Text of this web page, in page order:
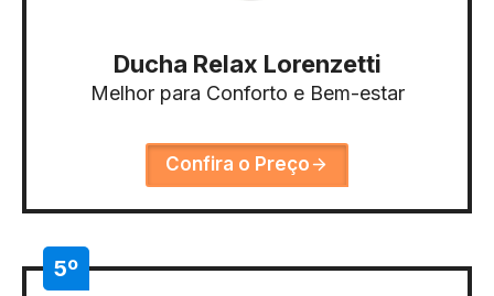
Ducha Relax Lorenzetti
Melhor para Conforto e Bem-estar
Confira o Preço
5º